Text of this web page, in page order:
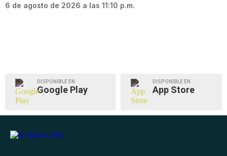
6 de agosto de 2026 a las 11:10 p.m.
DISPONIBLE EN
Google Play
DISPONIBLE EN
App Store